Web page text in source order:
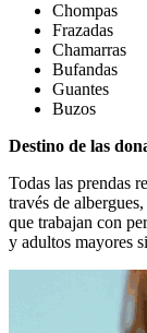
Chompas
Frazadas
Chamarras
Bufandas
Guantes
Buzos
Destino de las
Todas las prendas
través de
que trabajan con
y adultos mayores